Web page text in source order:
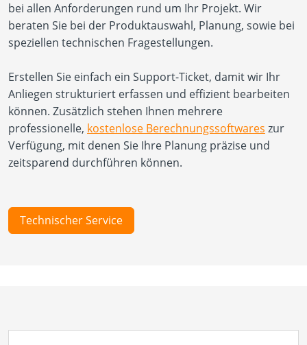
bei allen Anforderungen rund um Ihr Projekt. Wir
beraten Sie bei der Produktauswahl, Planung, sowie bei
speziellen technischen Fragestellungen.
Erstellen Sie einfach ein Support-Ticket, damit wir Ihr
Anliegen strukturiert erfassen und effizient bearbeiten
können. Zusätzlich stehen Ihnen mehrere
professionelle, kostenlose Berechnungssoftwares zur
Verfügung, mit denen Sie Ihre Planung präzise und
zeitsparend durchführen können.
Technischer Service